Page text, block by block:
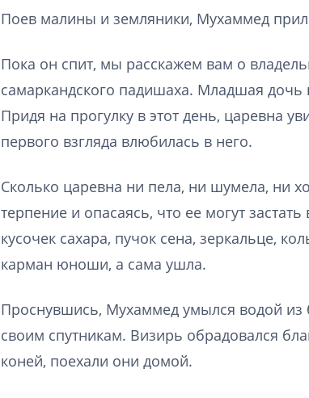
Поев малины и земляники, Мухаммед
Пока он спит, мы расскажем вам о
самаркандского падишаха. Младшая дочь
Придя на прогулку в этот день, царевна
первого взгляда влюбилась в него.
Сколько царевна ни пела, ни шумела, ни
терпение и опасаясь, что ее могут
кусочек сахара, пучок сена, зеркальце,
карман юноши, а сама ушла.
Проснувшись, Мухаммед умылся водой из
своим спутникам. Визирь обрадовался
коней, поехали они домой.